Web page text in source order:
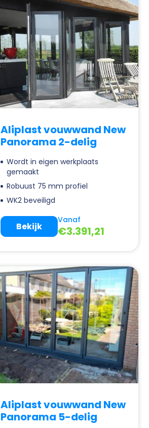
Aliplast vouwwand New
Panorama 2-delig
Wordt in eigen werkplaats
gemaakt
Robuust 75 mm profiel
WK2 beveiligd
Vanaf
€3.391,21
Bekijk
Aliplast vouwwand New
Panorama 5-delig